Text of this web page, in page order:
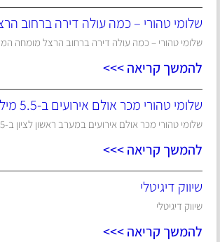
שלומי טהורי – כמה עולה דירה ברחוב
שלומי טהורי – כמה עולה דירה ברחוב הרצל מומחה
להמשך קריאה >>>
שלומי טהורי מכר אולם אירועים ב-5.5 מיליון שקל
שלומי טהורי מכר אולם אירועים במערב ראשון לציון ב-5.5 מיליון
להמשך קריאה >>>
שיווק דיגיטלי
שיווק דיגיטלי
להמשך קריאה >>>